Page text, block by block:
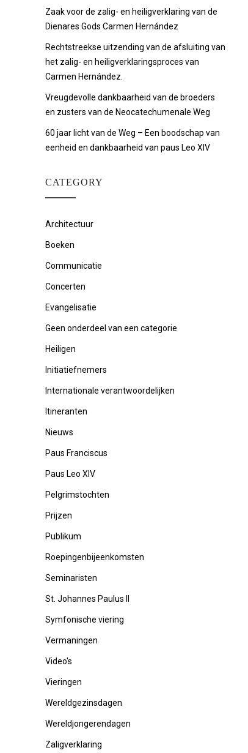
Zaak voor de zalig- en heiligverklaring van de
Dienares Gods Carmen Hernández
Rechtstreekse uitzending van de afsluiting van
het zalig- en heiligverklaringsproces van
Carmen Hernández.
Vreugdevolle dankbaarheid van de broeders
en zusters van de Neocatechumenale Weg
60 jaar licht van de Weg – Een boodschap van
eenheid en dankbaarheid van paus Leo XIV
CATEGORY
Architectuur
Boeken
Communicatie
Concerten
Evangelisatie
Geen onderdeel van een categorie
Heiligen
Initiatiefnemers
Internationale verantwoordelijken
Itineranten
Nieuws
Paus Franciscus
Paus Leo XIV
Pelgrimstochten
Prijzen
Publikum
Roepingenbijeenkomsten
Seminaristen
St. Johannes Paulus II
Symfonische viering
Vermaningen
Video's
Vieringen
Wereldgezinsdagen
Wereldjongerendagen
Zaligverklaring